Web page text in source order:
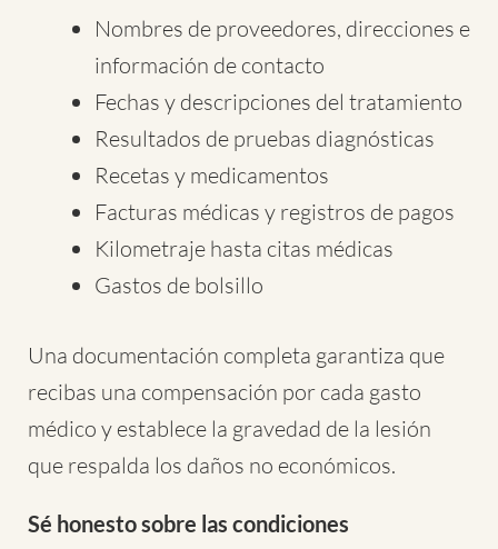
Nombres de proveedores, direcciones e
información de contacto
Fechas y descripciones del tratamiento
Resultados de pruebas diagnósticas
Recetas y medicamentos
Facturas médicas y registros de pagos
Kilometraje hasta citas médicas
Gastos de bolsillo
Una documentación completa garantiza que
recibas una compensación por cada gasto
médico y establece la gravedad de la lesión
que respalda los daños no económicos.
Sé honesto sobre las condiciones